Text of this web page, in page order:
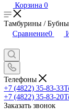
Корзина 0
Тамбурины / Бубны
Сравнение0
Телефоны
+7 (4822) 35-83-33
+7 (4822) 35-83-20
Заказать звонок